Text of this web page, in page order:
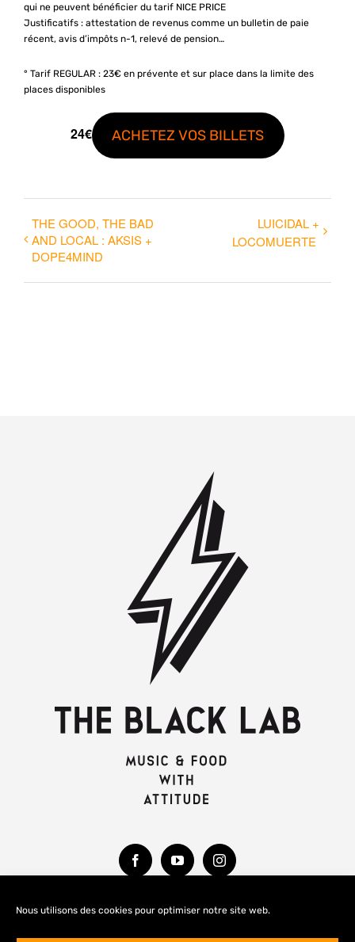
Nous utilisons des cookies pour optimiser notre site web.
qui ne peuvent bénéficier du tarif NICE PRICE
Justificatifs : attestation de revenus comme un bulletin de paie
récent, avis d’impôts n-1, relevé de pension…
° Tarif REGULAR : 23€ en prévente et sur place dans la limite des
places disponibles
24€ ACHETEZ VOS BILLETS
THE GOOD, THE BAD
AND LOCAL : AKSIS +
DOPE4MIND
LUICIDAL +
LOCOMUERTE
MENTIONS LÉGALES